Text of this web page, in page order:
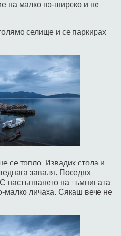
на малко по-широко и не
селище и се паркирах
се топло. Извадих стола и
заваля. Поседях
настъпването на тъмнината
малко личаха. Сякаш вече не